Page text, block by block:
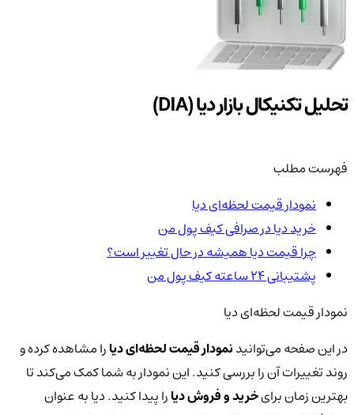
تحلیل تکنیکال بازار دیا (DIA)
فهرست مطلب
نمودار قیمت لحظه‌ای دیا
خرید دیا در صرافی کیف پول من
چرا قیمت دیا همیشه در حال تغییر است؟
پشتیبانی ۲۴ ساعته کیف پول من
نمودار قیمت لحظه‌ای دیا
در این صفحه می‌توانیدنمودار قیمت لحظه‌ای دیارا مشاهده کرده و
روند تغییرات آن را بررسی کنید. این نمودار به شما کمک می‌کند تا
بهترین زمان برایخرید و فروش دیارا پیدا کنید. دیا به عنوان